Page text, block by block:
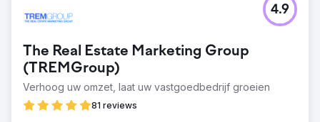
The Real Estate Marketing Group
(TREMGroup)
Verhoog uw omzet, laat uw vastgoedbedrijf groeien
81 reviews
4.9